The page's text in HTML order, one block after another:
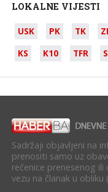
LOKALNE VIJESTI
USK PK TK
KS
K10 TFR
Sadržaji objavljeni na
prenositi samo uz
rečenice prenesenog
vezu na članak u obliku (